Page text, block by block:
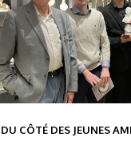
DU CÔTÉ DES JEUNES